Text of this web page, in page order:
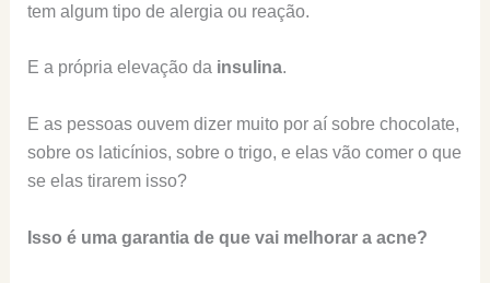
tem algum tipo de alergia ou reação.
E a própria elevação da insulina.
E as pessoas ouvem dizer muito por aí sobre chocolate,
sobre os laticínios, sobre o trigo, e elas vão comer o que
se elas tirarem isso?
Isso é uma garantia de que vai melhorar a acne?